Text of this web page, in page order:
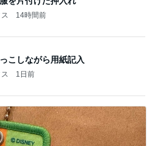
14時間前
こしながら用紙記入
1日前